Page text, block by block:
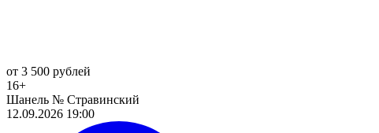
от 3 500 рублей
16+
Шанель № Стравинский
12.09.2026 19:00